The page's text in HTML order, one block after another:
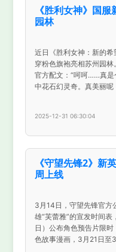
《胜利女神》国
园林
近日《胜利女神：新的
穿粉色旗袍亮相苏州园林
官方配文：“呵呵……真是
中花石幻灵奇。真美丽呢
2025-12-31 06:30:04
《守望先锋2》新
周上线
3月14日，守望先锋官方
雄“芙蕾雅”的宣发时间
日）公布角色预告片限
色故事漫画，3月21日至